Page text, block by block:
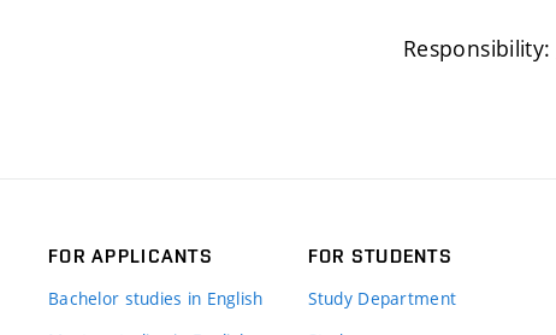
Responsibility:
FOR APPLICANTS
Bachelor studies in English
FOR STUDENTS
Study Department